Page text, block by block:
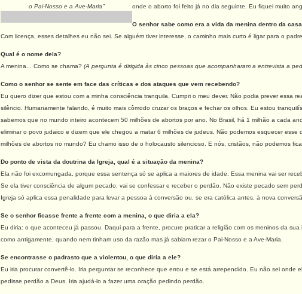
o Pai-Nosso e a Ave-Maria"
onde o aborto foi feito já no dia seguinte. Eu fiquei muito
O senhor sabe como era a vida da menina dentro da
Com licença, esses detalhes eu não sei. Se alguém tiver interesse, o caminho mais curto é ligar para o
Qual é o nome dela?
A menina... Como se chama? (A pergunta é dirigida às cinco pessoas que acompanharam a entrevista a
Como o senhor se sente em face das críticas e dos ataques que vem recebendo?
Eu quero dizer que estou com a minha consciência tranquila. Cumpri o meu dever. Não podia prever essa
silêncio. Humanamente falando, é muito mais cômodo cruzar os braços e fechar os olhos. Eu estou
sabemos que no mundo inteiro acontecem 50 milhões de abortos por ano. No Brasil, há 1 milhão a cada
eliminar o povo judaico e dizem que ele chegou a matar 6 milhões de judeus. Não podemos esquecer
milhões de abortos no mundo? Eu chamo isso de o holocausto silencioso. E nós, cristãos, não podemos
Do ponto de vista da doutrina da Igreja, qual é a situação da menina?
Ela não foi excomungada, porque essa sentença só se aplica a maiores de idade. Essa menina vai ser
Se ela tiver consciência de algum pecado, vai se confessar e receber o perdão. Não existe pecado sem
Igreja só aplica essa penalidade para levar a pessoa à conversão ou, se era católica antes, à nova
Se o senhor ficasse frente a frente com a menina, o que diria a ela?
Eu diria: o que aconteceu já passou. Daqui para a frente, procure praticar a religião com os meninos da
como antigamente, quando nem tinham uso da razão mas já sabiam rezar o Pai-Nosso e a Ave-Maria.
Se encontrasse o padrasto que a violentou, o que diria a ele?
Eu iria procurar convertê-lo. Iria perguntar se reconhece que errou e se está arrependido. Eu não sei
pedisse perdão a Deus. Iria ajudá-lo a fazer uma oração pedindo perdão.